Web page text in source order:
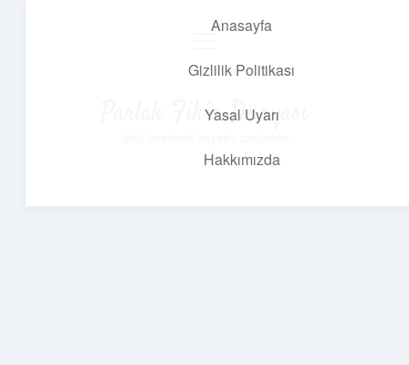
Anasayfa
Gizlilik Politikası
Yasal Uyarı
Hakkımızda
Parlak Fikir Dünyası